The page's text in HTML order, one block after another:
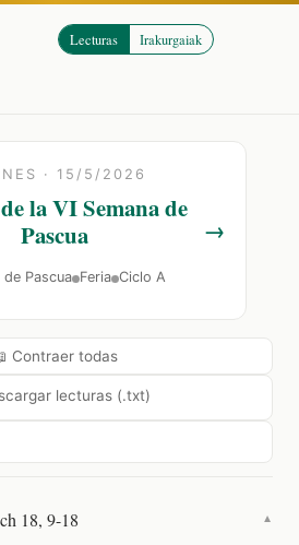
Lecturas Irakurgaiak
→
· 15/5/2026
la VI Semana de
Pascua
Pascua Feria Ciclo A
Contraer todas
lecturas (.txt)
18, 9-18 ▼